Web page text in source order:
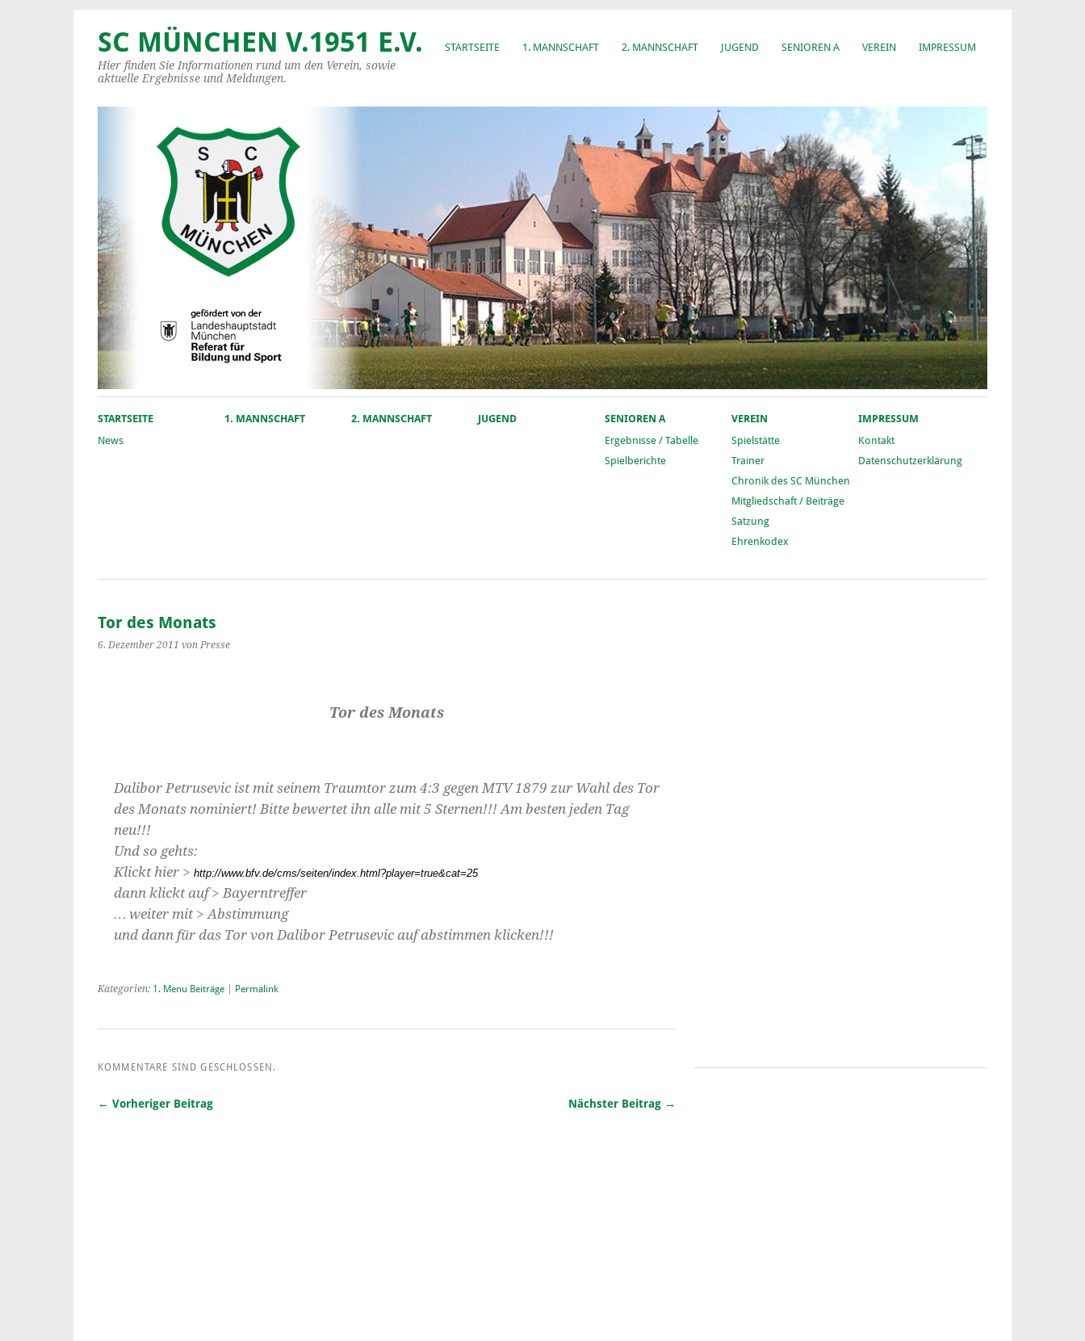
STARTSEITE 1. MANNSCHAFT 2. MANNSCHAFT JUGEND SENIOREN A VEREIN IMPRESSUM
SC MÜNCHEN V.1951 E.V.
Hier finden Sie Informationen rund um den Verein, sowie
aktuelle Ergebnisse und Meldungen.
STARTSEITE
News
1. MANNSCHAFT 2. MANNSCHAFT JUGEND
SENIOREN A
Ergebnisse / Tabelle
Spielberichte
VEREIN
Spielstätte
Trainer
Chronik des SC München
Mitgliedschaft / Beiträge
Satzung
Ehrenkodex
IMPRESSUM
Kontakt
Datenschutzerklärung
Tor des Monats
6. Dezember 2011 von Presse
Tor des Monats
Dalibor Petrusevic ist mit seinem Traumtor zum 4:3 gegen MTV 1879 zur Wahl des Tor
des Monats nominiert! Bitte bewertet ihn alle mit 5 Sternen!!! Am besten jeden Tag
neu!!!
Und so gehts:
Klickt hier > http://www.bfv.de/cms/seiten/index.html?player=true&cat=25
dann klickt auf > Bayerntreffer
… weiter mit > Abstimmung
und dann für das Tor von Dalibor Petrusevic auf abstimmen klicken!!!
Kategorien: 1. Menu Beiträge Permalink
KOMMENTARE SIND GESCHLOSSEN.
← Vorheriger Beitrag Nächster Beitrag →